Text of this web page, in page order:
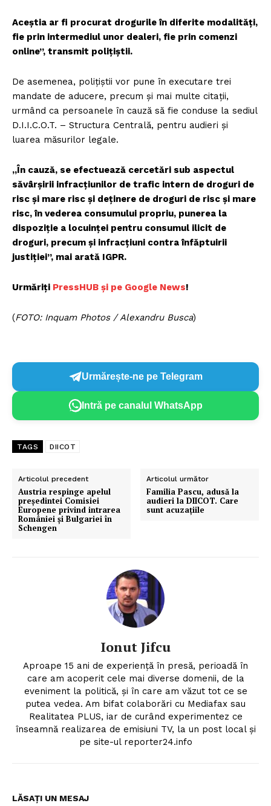
Aceștia ar fi procurat drogurile în diferite modalități,
fie prin intermediul unor dealeri, fie prin comenzi
online”, transmit poliţiştii.
De asemenea, polițiștii vor pune în executare trei
mandate de aducere, precum și mai multe citații,
urmând ca persoanele în cauză să fie conduse la sediul
D.I.I.C.O.T. – Structura Centrală, pentru audieri și
luarea măsurilor legale.
„În cauză, se efectuează cercetări sub aspectul
săvârșirii infracțiunilor de trafic intern de droguri de
risc și mare risc și deținere de droguri de risc și mare
risc, în vederea consumului propriu, punerea la
dispoziție a locuinței pentru consumul ilicit de
droguri, precum și infracțiuni contra înfăptuirii
justiției”, mai arată IGPR.
Urmăriți PressHUB și pe Google News!
(FOTO: Inquam Photos / Alexandru Busca)
Urmărește-ne pe Telegram
Intră pe canalul WhatsApp
TAGS DIICOT
Articolul precedent
Austria respinge apelul
preşedintei Comisiei
Europene privind intrarea
României și Bulgariei în
Schengen
Articolul următor
Familia Pascu, adusă la
audieri la DIICOT. Care
sunt acuzațiile
Ionut Jifcu
Aproape 15 ani de experienţă în presă, perioadă în
care am acoperit cele mai diverse domenii, de la
eveniment la politică, şi în care am văzut tot ce se
putea vedea. Am bifat colaborări cu Mediafax sau
Realitatea PLUS, iar de curând experimentez ce
înseamnă realizarea de emisiuni TV, la un post local şi
pe site-ul reporter24.info
LĂSAȚI UN MESAJ